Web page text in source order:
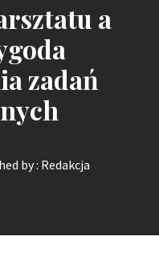
a
zadań
by : Redakcja